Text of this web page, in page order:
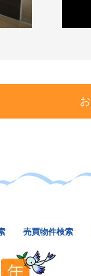
売買物件検索